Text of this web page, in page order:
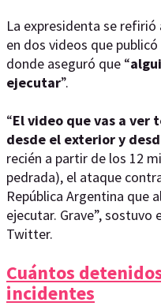
La expresidenta se
en dos videos que
donde aseguró que “
ejecutar”.
“El video que vas a ver
desde el exterior y
recién a partir de los 12
pedrada), el ataque
República Argentina que
ejecutar. Grave”, sostuvo
Twitter.
Cuántos
incidentes